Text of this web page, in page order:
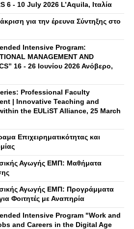
6 - 10 July 2026 L’Aquila, Ιταλία
για την έρευνα Σύντηξης στο
Intensive Program:
MANAGEMENT AND
16 - 26 Ιουνίου 2026 Ανόβερο,
Professional Faculty
| Innovative Teaching and
the EULiST Alliance, 25 March
Επιχειρηματικότητας και
Αγωγής ΕΜΠ: Μαθήματα
Αγωγής ΕΜΠ: Προγράμματα
Φοιτητές με Αναπηρία
Intensive Program "Work and
and Careers in the Digital Age